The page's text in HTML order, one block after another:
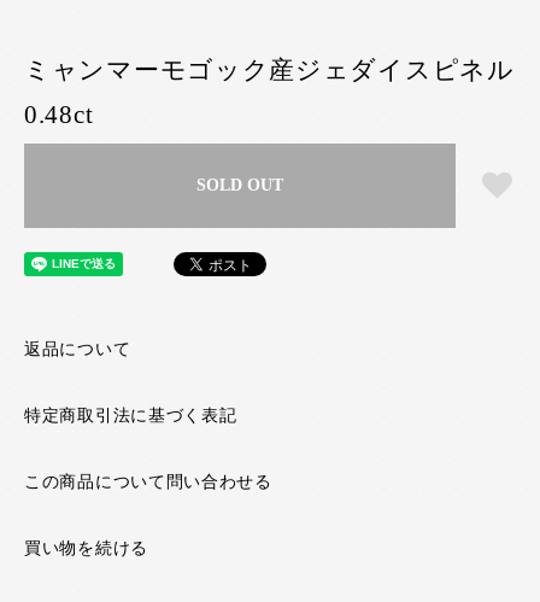
ミャンマーモゴック産ジェダイスピネル
0.48ct
SOLD OUT
返品について
特定商取引法に基づく表記
この商品について問い合わせる
買い物を続ける